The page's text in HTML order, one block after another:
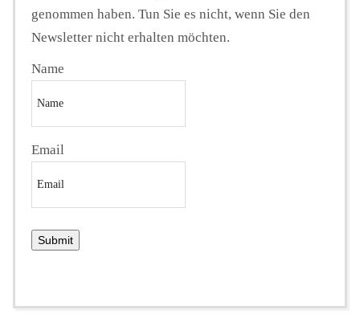
genommen haben. Tun Sie es nicht, wenn Sie den
Newsletter nicht erhalten möchten.
Name
Email